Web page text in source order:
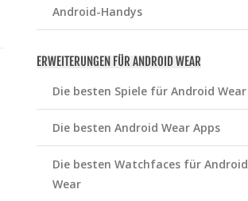
Android-Handys
ERWEITERUNGEN FÜR ANDROID WEAR
Die besten Spiele für Android Wear
Die besten Android Wear Apps
Die besten Watchfaces für Android
Wear